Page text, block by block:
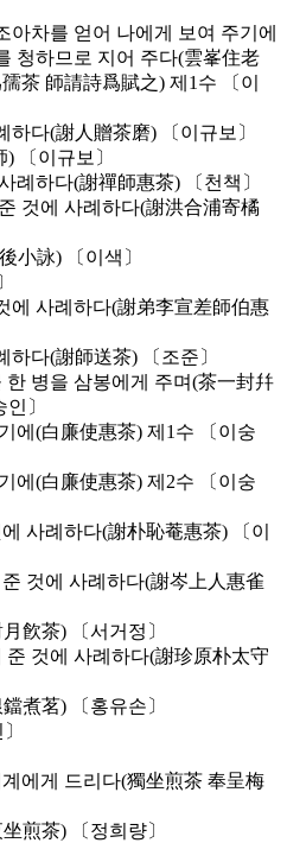
아차를 얻어 나에게 보여 주기에
청하므로 지어 주다(雲峯住老
茶 師請詩爲賦之) 제1수 〔이
하다(謝人贈茶磨) 〔이규보〕
〔이규보〕
례하다(謝禪師惠茶) 〔천책〕
것에 사례하다(謝洪合浦寄橘
小詠) 〔이색〕
에 사례하다(謝弟李宣差師伯惠
다(謝師送茶) 〔조준〕
한 병을 삼봉에게 주며(茶一封幷
〕
에(白廉使惠茶) 제1수 〔이숭
에(白廉使惠茶) 제2수 〔이숭
사례하다(謝朴恥菴惠茶) 〔이
것에 사례하다(謝岑上人惠雀
飮茶) 〔서거정〕
준 것에 사례하다(謝珍原朴太守
煮茗) 〔홍유손〕
에게 드리다(獨坐煎茶 奉呈梅
煎茶) 〔정희량〕